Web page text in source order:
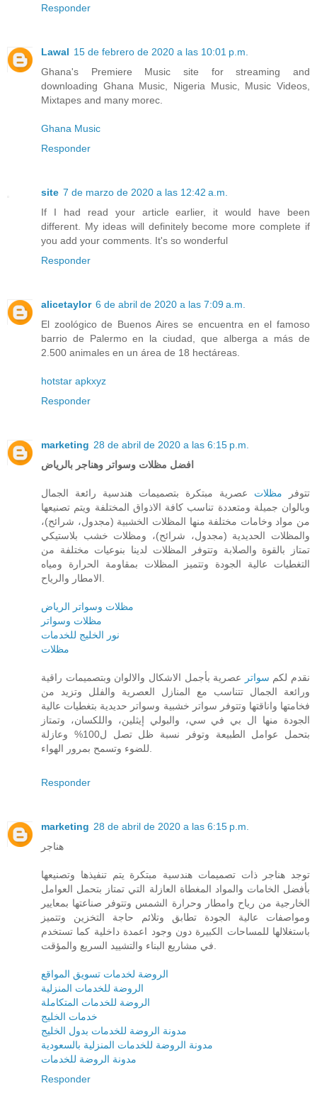
Responder
Lawal 15 de febrero de 2020 a las 10:01 p.m.
Ghana's Premiere Music site for streaming and
downloading Ghana Music, Nigeria Music, Music Videos,
Mixtapes and many morec.
Ghana Music
Responder
site 7 de marzo de 2020 a las 12:42 a.m.
If I had read your article earlier, it would have been
different. My ideas will definitely become more complete if
you add your comments. It's so wonderful
Responder
alicetaylor 6 de abril de 2020 a las 7:09 a.m.
El zoológico de Buenos Aires se encuentra en el famoso
barrio de Palermo en la ciudad, que alberga a más de
2.500 animales en un área de 18 hectáreas.
hotstar apkxyz
Responder
marketing 28 de abril de 2020 a las 6:15 p.m.
افضل مظلات وسواتر وهناجر بالرياض
تتوفر مظلات عصرية مبتكرة بتصميمات هندسية رائعة الجمال
وبالوان جميلة ومتعددة تناسب كافة الاذواق المختلفة ويتم تصنيعها
من مواد وخامات مختلفة منها المظلات الخشبية (مجدول، شرائح)،
والمظلات الحديدية (مجدول، شرائح)، ومظلات خشب بلاستيكي
تمتاز بالقوة والصلابة وتتوفر المظلات لدينا بنوعيات مختلفة من
التغطيات عالية الجودة وتتميز المظلات بمقاومة الحرارة ومياه
الامطار والرياح.
مظلات وسواتر الرياض
مظلات وسواتر
نور الخليج للخدمات
مظلات
نقدم لكم سواتر
عصرية بأجمل الاشكال والالوان وبتصميمات راقية
ورائعة الجمال تتناسب مع المنازل العصرية والفلل وتزيد من
فخامتها واناقتها وتتوفر سواتر خشبية وسواتر حديدية بتغطيات عالية
الجودة منها ال بي في سي، والبولي إيثلين، واللكسان، وتمتاز
بتحمل عوامل الطبيعة وتوفر نسبة ظل تصل ل100% وعازلة
للضوء وتسمح بمرور الهواء.
Responder
marketing 28 de abril de 2020 a las 6:15 p.m.
هناجر
توجد هناجر ذات تصميمات هندسية مبتكرة يتم تنفيذها وتصنيعها
بأفضل الخامات والمواد المغطاة العازلة التي تمتاز بتحمل العوامل
الخارجية من رياح وامطار وحرارة الشمس وتتوفر صناعتها بمعايير
ومواصفات عالية الجودة تطابق وتلائم حاجة التخزين وتتميز
باستغلالها للمساحات الكبيرة دون وجود اعمدة داخلية كما تستخدم
في مشاريع البناء والتشييد السريع والمؤقت.
الروضة لخدمات تسويق المواقع
الروضة للخدمات المنزلية
الروضة للخدمات المتكاملة
خدمات الخليج
مدونة الروضة للخدمات بدول الخليج
مدونة الروضة للخدمات المنزلية بالسعودية
مدونة الروضة للخدمات
Responder